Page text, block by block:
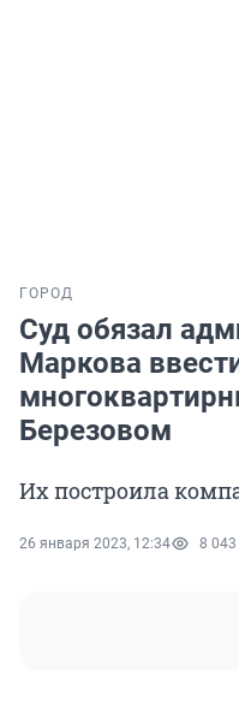
ГОРОД
Суд обязал
Маркова
Березовом
Их построила
26 января 2023, 12:34 8 043